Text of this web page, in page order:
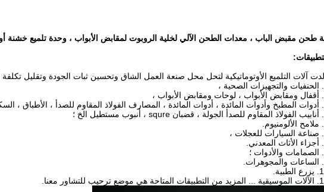
طحن مقبض الباب ، معدات الطحن الآلي لخلية الروبوت لمقابض الأبواب ، وحدة تلميع خشنة
آلات التلميع الأوتوماتيكية لتحل محل صنعة العمل الشاق وتحسين ثبات الجودة وتقليل
موضع ترحيب للتشاور معنا.